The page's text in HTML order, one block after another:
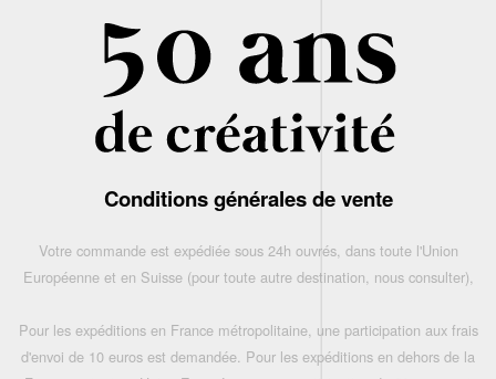
Conditions générales de vente
Votre commande est expédiée sous 24h ouvrés, dans toute l'Union
Européenne et en Suisse (pour toute autre destination, nous consulter),
Pour les expéditions en France métropolitaine, une participation aux frais
d'envoi de 10 euros est demandée. Pour les expéditions en dehors de la